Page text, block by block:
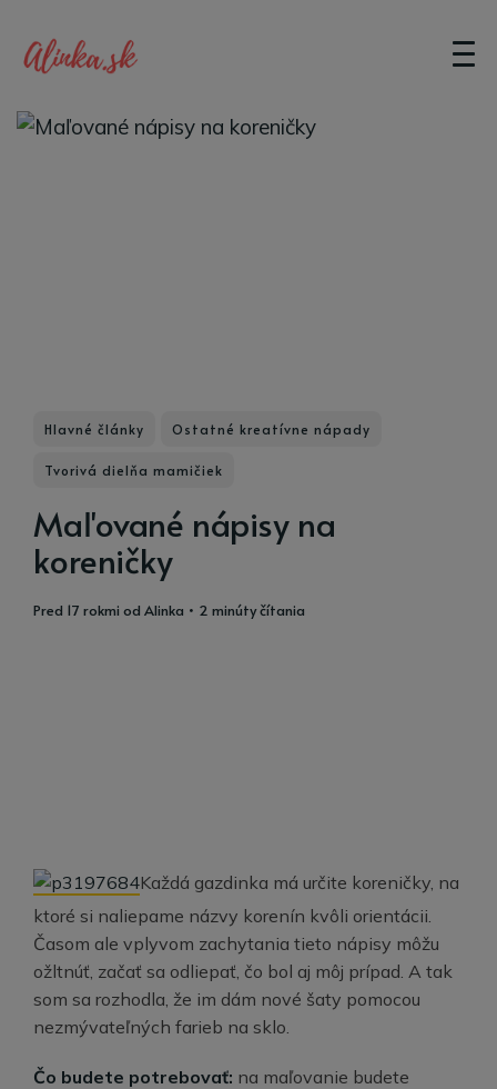
Hlavné články Ostatné kreatívne nápady
Tvorivá dielňa mamičiek
Maľované nápisy na
koreničky
pred 17 rokmi od Alinka • 2 minúty čítania
Každá gazdinka má určite koreničky, na
ktoré si naliepame názvy korenín kvôli orientácii.
Časom ale vplyvom zachytania tieto nápisy môžu
ožltnúť, začať sa odliepať, čo bol aj môj prípad. A tak
som sa rozhodla, že im dám nové šaty pomocou
nezmývateľných farieb na sklo.
Čo budete potrebovať: na maľovanie budete